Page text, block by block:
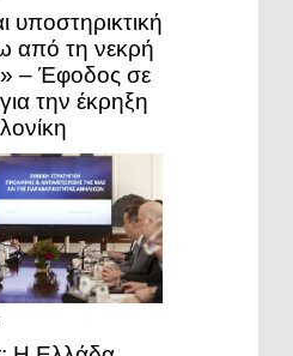
υποστηρικτική
από τη νεκρή
– Έφοδος σε
την έκρηξη